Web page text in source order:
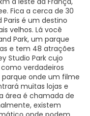
Fica a cerca de 30
Paris é um destino
velhos. Lá você
Park, um parque
e tem 48 atrações
Studio Park cujo
verdadeiros
onde um filme
muitas lojas e
área é chamada de
existem